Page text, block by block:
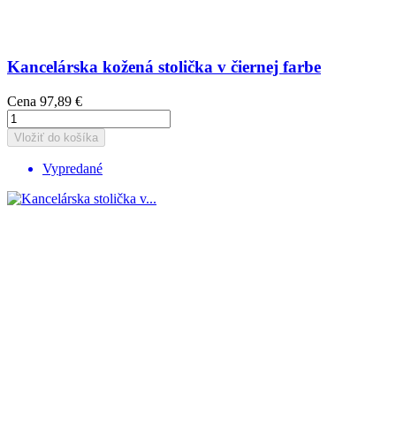
Kancelárska kožená stolička v čiernej farbe
Cena 97,89 €
Vložiť do košíka
Vypredané